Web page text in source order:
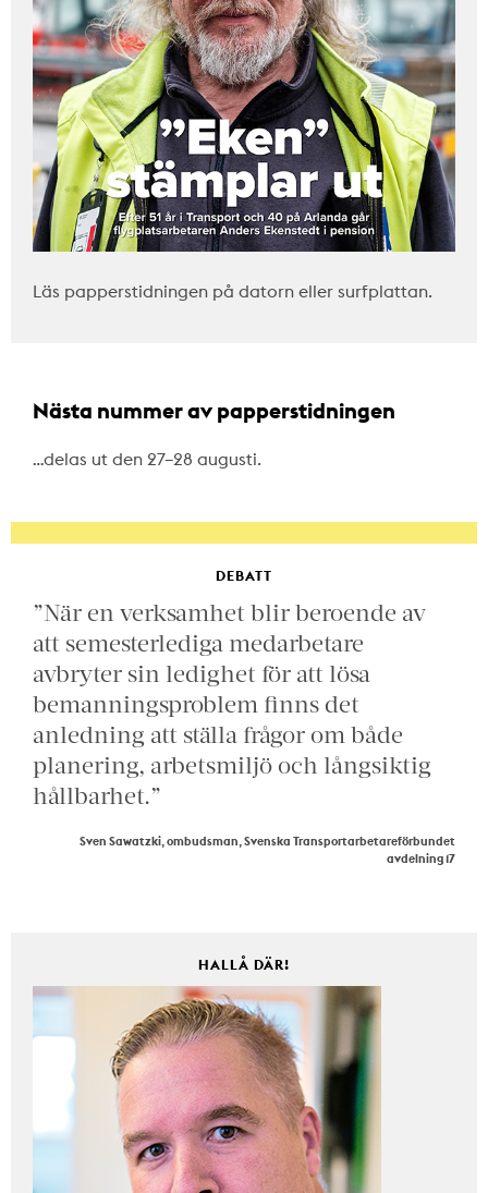
Läs papperstidningen på datorn eller surfplattan.
Nästa nummer av papperstidningen
…delas ut den 27–28 augusti.
DEBATT
”När en verksamhet blir beroende av
att semesterlediga medarbetare
avbryter sin ledighet för att lösa
bemanningsproblem finns det
anledning att ställa frågor om både
planering, arbetsmiljö och långsiktig
hållbarhet.”
Sven Sawatzki, ombudsman, Svenska Transportarbetareförbundet
avdelning 17
HALLÅ DÄR!